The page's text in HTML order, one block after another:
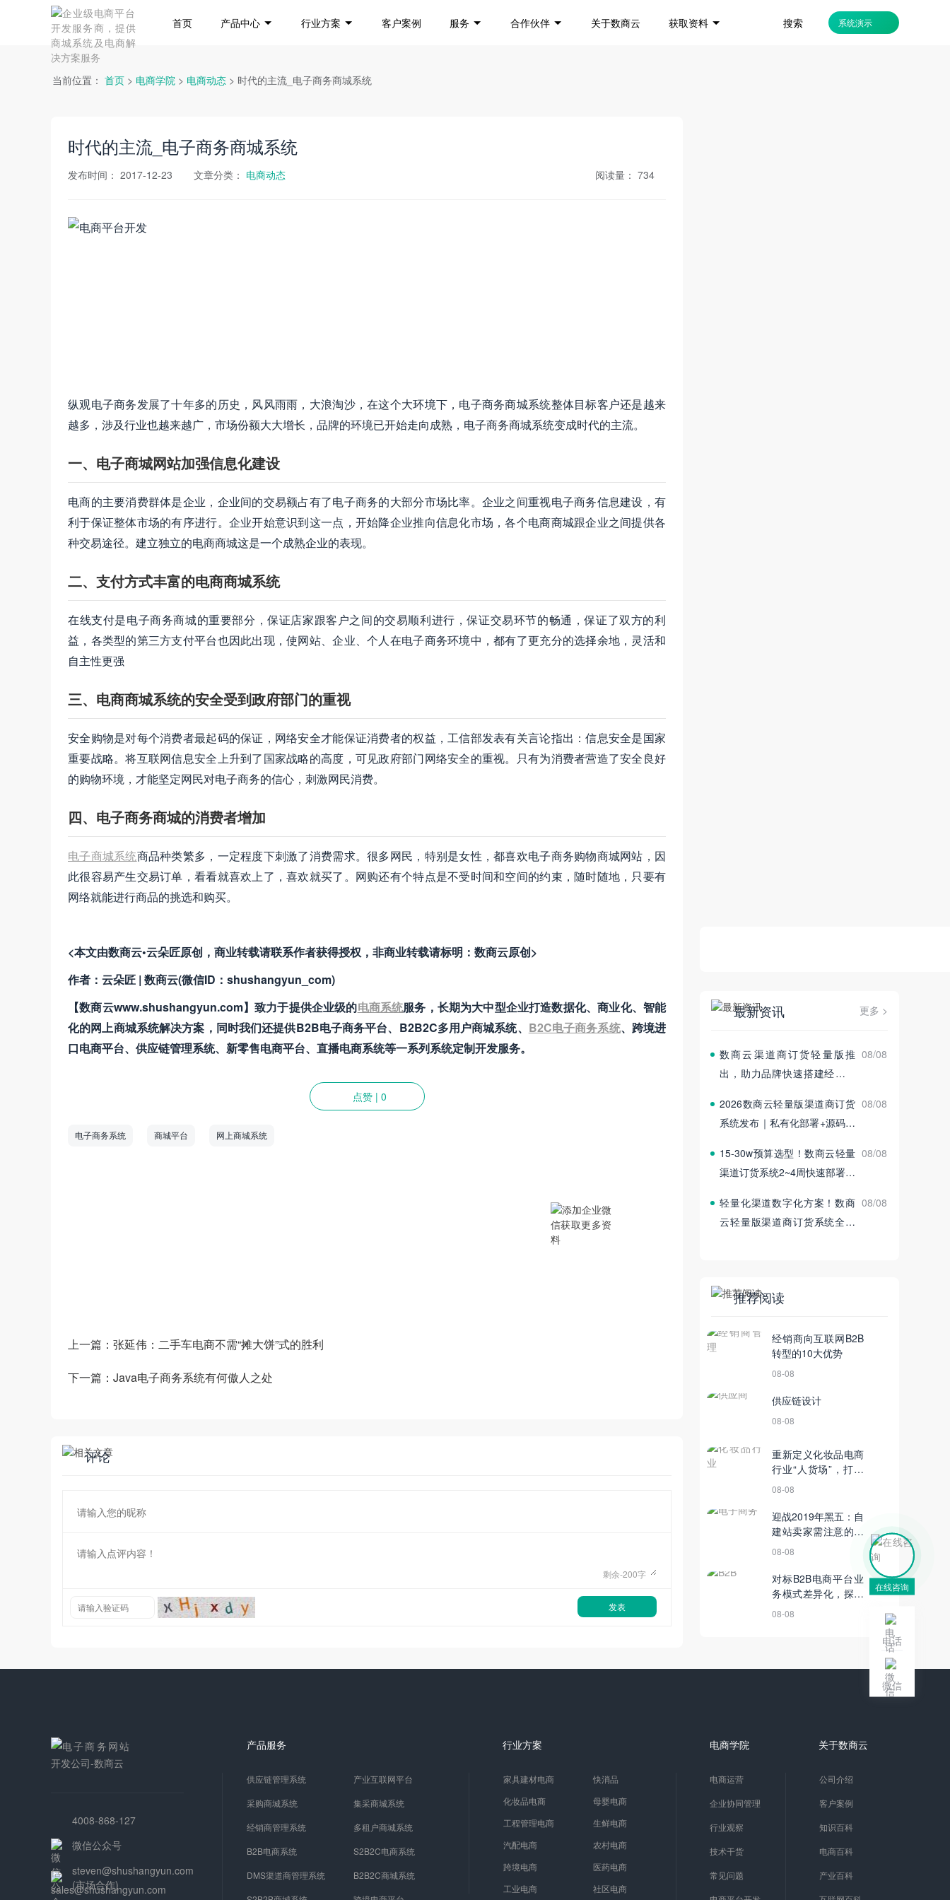
首页 产品中心 行业方案 客户案例 服务 合作伙伴 关于数商云 获取资料 搜索 系统演示
当前位置： 首页 > 电商学院 > 电商动态 > 时代的主流_电子商务商城系统
时代的主流_电子商务商城系统
发布时间： 2017-12-23 文章分类： 电商动态 阅读量： 734
纵观电子商务发展了十年多的历史，风风雨雨，大浪淘沙，在这个大环境下，电子商务商城系统整体目标客户还是越来
越多，涉及行业也越来越广，市场份额大大增长，品牌的环境已开始走向成熟，电子商务商城系统变成时代的主流。
一、电子商城网站加强信息化建设
电商的主要消费群体是企业，企业间的交易额占有了电子商务的大部分市场比率。企业之间重视电子商务信息建设，有
利于保证整体市场的有序进行。企业开始意识到这一点，开始降企业推向信息化市场，各个电商商城跟企业之间提供各
种交易途径。建立独立的电商商城这是一个成熟企业的表现。
二、支付方式丰富的电商商城系统
在线支付是电子商务商城的重要部分，保证店家跟客户之间的交易顺利进行，保证交易环节的畅通，保证了双方的利
益，各类型的第三方支付平台也因此出现，使网站、企业、个人在电子商务环境中，都有了更充分的选择余地，灵活和
自主性更强
三、电商商城系统的安全受到政府部门的重视
安全购物是对每个消费者最起码的保证，网络安全才能保证消费者的权益，工信部发表有关言论指出：信息安全是国家
重要战略。将互联网信息安全上升到了国家战略的高度，可见政府部门网络安全的重视。只有为消费者营造了安全良好
的购物环境，才能坚定网民对电子商务的信心，刺激网民消费。
四、电子商务商城的消费者增加
电子商城系统商品种类繁多，一定程度下刺激了消费需求。很多网民，特别是女性，都喜欢电子商务购物商城网站，因
此很容易产生交易订单，看看就喜欢上了，喜欢就买了。网购还有个特点是不受时间和空间的约束，随时随地，只要有
网络就能进行商品的挑选和购买。
<本文由数商云•云朵匠原创，商业转载请联系作者获得授权，非商业转载请标明：数商云原创>
作者：云朵匠 | 数商云(微信ID：shushangyun_com)
【数商云www.shushangyun.com】致力于提供企业级的电商系统服务 ，长期为大中型企业打造数据化、商业化、智能
化的网上商城系统解决方案，同时我们还提供B2B电子商务平台、B2B2C多用户商城系统、 B2C电子商务系统、跨境进
口电商平台、供应链管理系统、新零售电商平台、直播电商系统等一系列系统定制开发服务。
点赞 | 0
电子商务系统 商城平台 网上商城系统
上一篇： 张延伟：二手车电商不需“摊大饼”式的胜利
下一篇： Java电子商务系统有何傲人之处
评论
剩余-200字
发表
最新资讯 更多 >
数商云渠道商订货轻量版推
出，助力品牌快速搭建经销商
08/08
2026数商云轻量版渠道商订货
系统发布｜私有化部署+源码交
08/08
15‑30w预算选型！数商云轻量
渠道订货系统2~4周快速部署上
08/08
轻量化渠道数字化方案！数商
云轻量版渠道商订货系统全新
08/08
推荐阅读
经销商向互联网B2B
转型的10大优势
08-08
供应链设计
08-08
重新定义化妆品电商
行业“人货场”，打通
全渠道的销售场景
08-08
迎战2019年黑五：自
建站卖家需注意的若
干细节；广州上半年
月8日【电商简讯】
08-08
对标B2B电商平台业
务模式差异化，探索
平台发展动力
08-08
4008-868-127
微信公众号
steven@shushangyun.com
(市场合作)
产品服务
供应链管理系统
产业互联网平台
采购商城系统
集采商城系统
经销商管理系统
多租户商城系统
B2B电商系统
S2B2C电商系统
DMS渠道商管理系统
B2B2C商城系统
行业方案
家具建材电商
快消品
化妆品电商
母婴电商
工程管理电商
生鲜电商
汽配电商
农村电商
跨境电商
医药电商
工业电商
社区电商
电商学院
电商运营
企业协同管理
行业观察
技术干货
常见问题
关于数商云
公司介绍
客户案例
知识百科
电商百科
产业百科
在线咨询
电话
微信